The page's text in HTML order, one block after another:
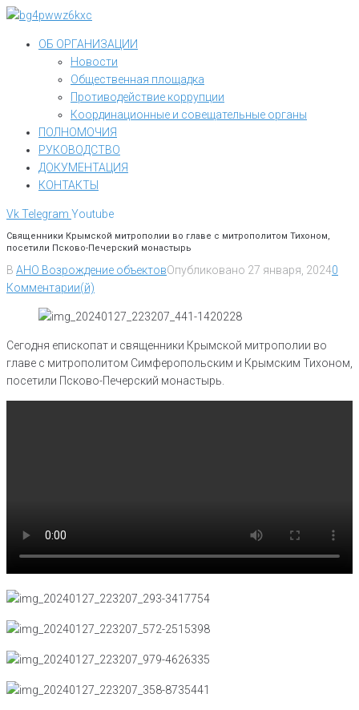
Перейти
контентуОБ ОРГАНИЗАЦИИ
Новости
Общественная площадка
Противодействие коррупции
Координационные и совещательные органы
ПОЛНОМОЧИЯ
РУКОВОДСТВО
ДОКУМЕНТАЦИЯ
КОНТАКТЫ
VkTelegram Youtube
Священники Крымской митрополии во главе с митрополитом Тихоном,
посетили Псково-Печерский монастырь
В АНО Возрождение объектовОпубликовано 27 января, 20240
Комментарии(й)
Сегодня епископат и священники Крымской митрополии во
главе с митрополитом Симферопольским и Крымским Тихоном,
посетили Псково-Печерский монастырь.